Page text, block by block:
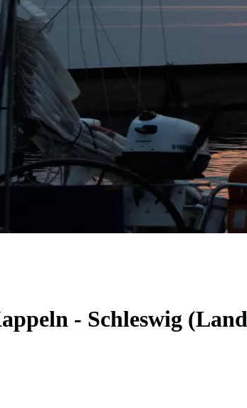
- Schleswig